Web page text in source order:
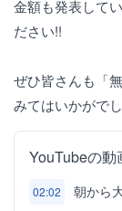
金額も発表して
ださい!!
ぜひ皆さんも「
みてはいかがで
YouTubeの動
02:02 朝から